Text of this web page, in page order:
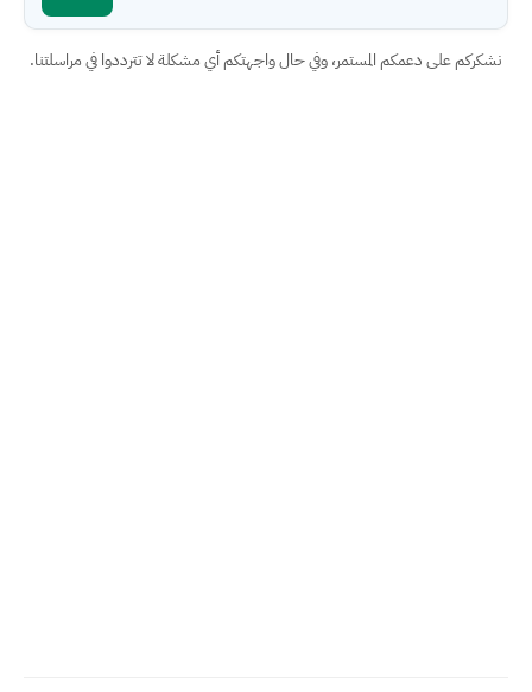
نشكركم على دعمكم المستمر، وفي حال واجهتكم أي مشكلة لا تترددوا في مراسلتنا.